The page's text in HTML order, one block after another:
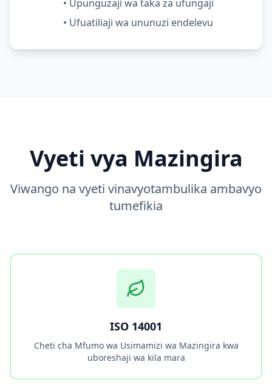
• Upunguzaji wa taka za ufungaji
• Ufuatiliaji wa ununuzi endelevu
Vyeti vya Mazingira
Viwango na vyeti vinavyotambulika ambavyo
tumefikia
ISO 14001
Cheti cha Mfumo wa Usimamizi wa Mazingira kwa
uboreshaji wa kila mara